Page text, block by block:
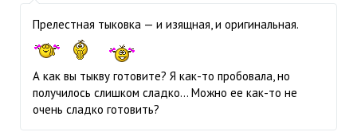
Прелестная тыковка — и изящная, и оригинальная.
А как вы тыкву готовите? Я как-то пробовала, но
получилось слишком сладко… Можно ее как-то не
очень сладко готовить?